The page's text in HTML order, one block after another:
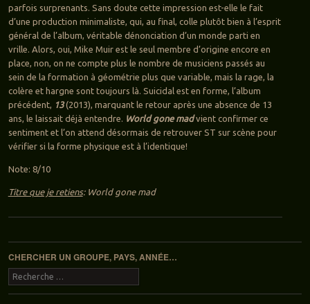
parfois surprenants. Sans doute cette impression est-elle le fait
d’une production minimaliste, qui, au final, colle plutôt bien à l’esprit
général de l’album, véritable dénonciation d’un monde parti en
vrille. Alors, oui, Mike Muir est le seul membre d’origine encore en
place, non, on ne compte plus le nombre de musiciens passés au
sein de la formation à géométrie plus que variable, mais la rage, la
colère et hargne sont toujours là. Suicidal est en forme, l’album
précédent, 13(2013), marquant le retour après une absence de 13
ans, le laissait déjà entendre. World gone madvient confirmer ce
sentiment et l’on attend désormais de retrouver ST sur scène pour
vérifier si la forme physique est à l’identique!
Note: 8/10
Titre que je retiens: World gone mad
Navigation des articles
CHERCHER UN GROUPE, PAYS, ANNÉE…
Recherche